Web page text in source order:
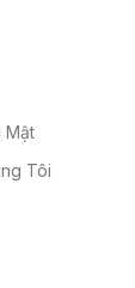
Mật
Tôi